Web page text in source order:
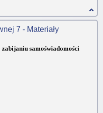
7 - Materiały
samoświadomości